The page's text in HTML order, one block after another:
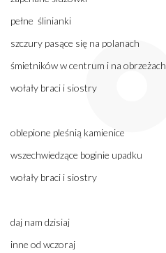
pełne ślinianki
szczury pasące się na polanach
śmietników w centrum i na obrzeżach
wołały braci i siostry
oblepione pleśnią kamienice
wszechwiedzące boginie upadku
wołały braci i siostry
daj nam dzisiaj
inne od wczoraj